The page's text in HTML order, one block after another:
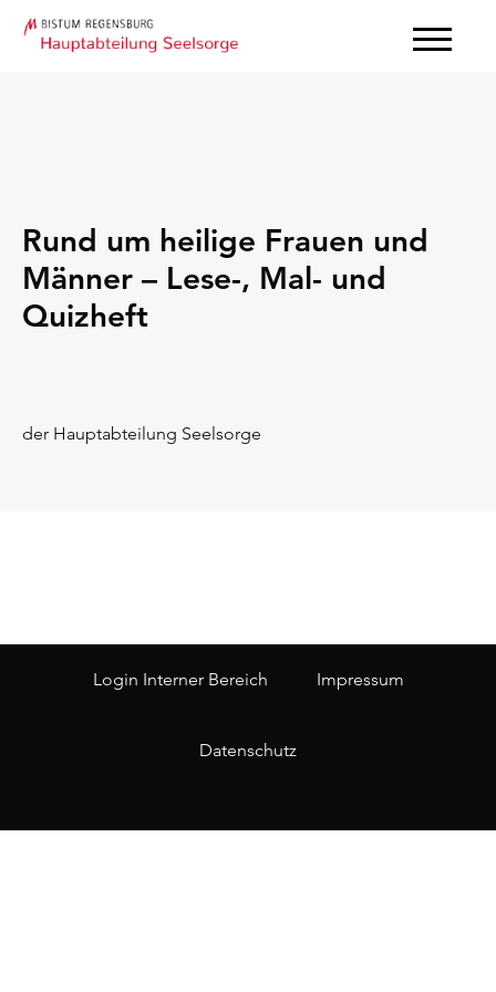
Rund um heilige Frauen und
Männer – Lese-, Mal- und
Quizheft
der Hauptabteilung Seelsorge
Login Interner Bereich Impressum
Datenschutz